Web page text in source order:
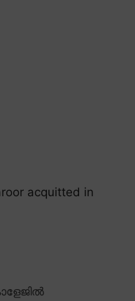
acquitted in